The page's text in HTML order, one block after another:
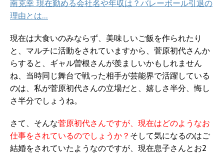
南克幸 現在勤める会社名や年収は？バレーボール引退の
理由とは…
現在は大食いのみならず、美味しいご飯を作られたり
と、マルチに活動をされていますから、菅原初代さんか
らすると、ギャル曽根さんが羨ましいかもしれません
ね、当時同じ舞台で戦った相手が芸能界で活躍している
のは、私が菅原初代さんの立場だと、嬉しさ半分、悔し
さ半分でしょうね。
さて、そんな菅原初代さんですが、現在はどのようなお
仕事をされているのでしょうか？ そして気になるのはご
結婚をされていたようなのですが、現在息子さんとお2